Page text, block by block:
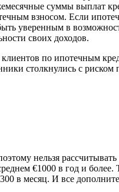
суммы выплат
взносом. Если
уверенным в
своих доходов.
по ипотечным
столкнулись с риском
нельзя
€1000 в год и
в месяц. И все